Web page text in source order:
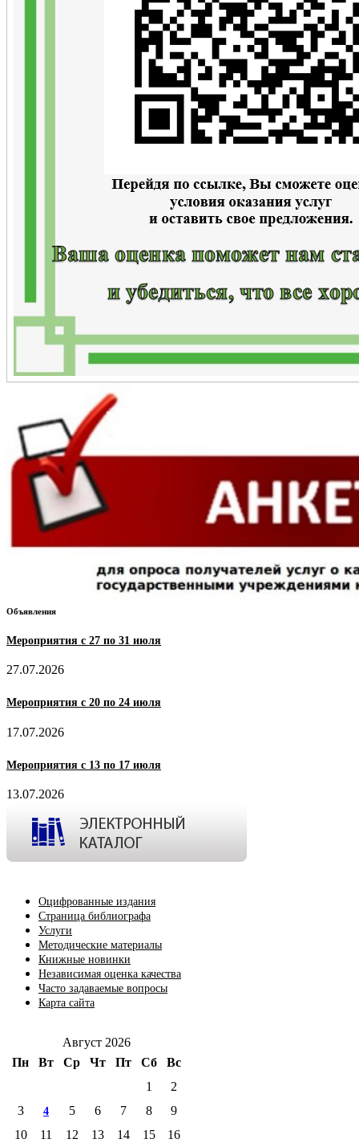
Объявления
Мероприятия с 27 по 31 июля
27.07.2026
Мероприятия с 20 по 24 июля
17.07.2026
Мероприятия с 13 по 17 июля
13.07.2026
Оцифрованные издания
Страница библиографа
Услуги
Методические материалы
Книжные новинки
Независимая оценка качества
Часто задаваемые вопросы
Карта сайта
Август 2026
Пн
Вт Ср Чт Пт Сб
Вс
1
2
3
4 5 6 7 8
9
10
11 12 13 14 15
16